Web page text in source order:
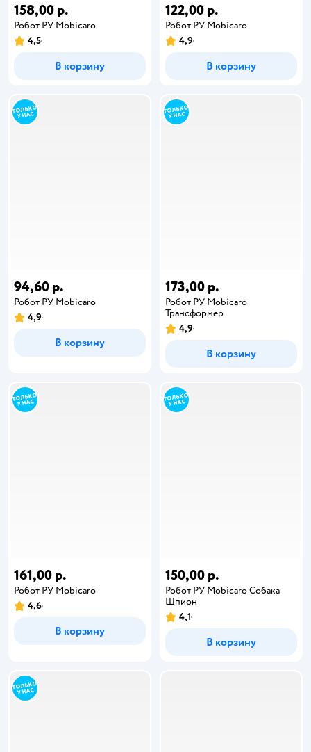
158,00 р.
Робот РУ Mobicaro
4,5
В корзину
122,00 р.
Робот РУ Mobicaro
4,9
В корзину
94,60 р.
Робот РУ Mobicaro
4,9
В корзину
173,00 р.
Робот РУ Mobicaro
Трансформер
4,9
В корзину
161,00 р.
Робот РУ Mobicaro
4,6
В корзину
150,00 р.
Робот РУ Mobicaro Собака
Шпион
4,1
В корзину